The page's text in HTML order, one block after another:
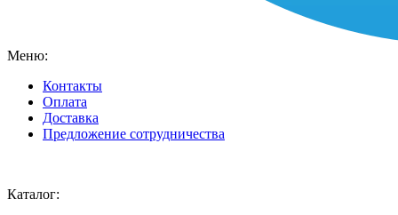
Меню:
Контакты
Оплата
Доставка
Предложение сотрудничества
Каталог: